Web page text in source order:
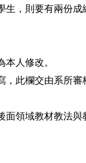
，則要有兩份
人修改。
此欄交由系所審
領域教材教法與